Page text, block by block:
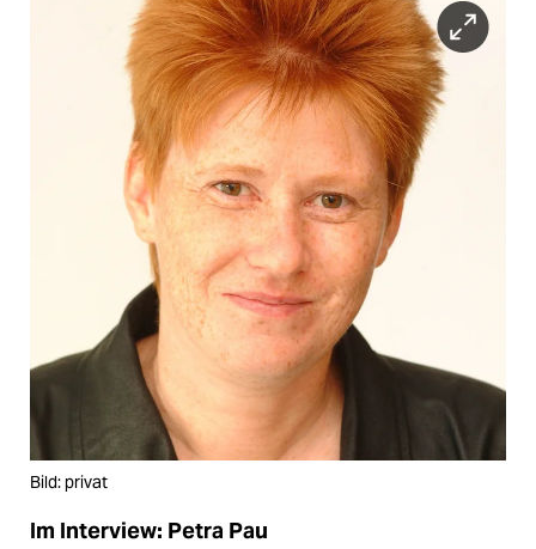
Bild: privat
Im Interview: Petra Pau